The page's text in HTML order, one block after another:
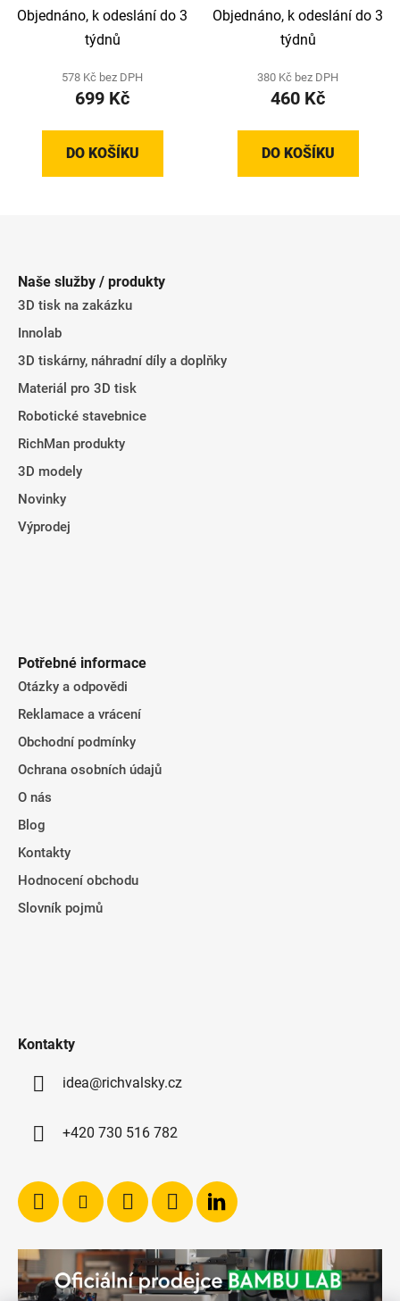
Objednáno, k odeslání do 3
týdnů
578 Kč bez DPH
699 Kč
DO KOŠÍKU
nástroj s 11 výměnnými
čepelemi
Objednáno, k odeslání do 3
týdnů
380 Kč bez DPH
460 Kč
DO KOŠÍKU
Naše služby / produkty
3D tisk na zakázku
Innolab
3D tiskárny, náhradní díly a doplňky
Materiál pro 3D tisk
Robotické stavebnice
RichMan produkty
3D modely
Novinky
Výprodej
Potřebné informace
Otázky a odpovědi
Reklamace a vrácení
Obchodní podmínky
Ochrana osobních údajů
O nás
Blog
Kontakty
Hodnocení obchodu
Slovník pojmů
Kontakty
idea@richvalsky.cz
+420 730 516 782